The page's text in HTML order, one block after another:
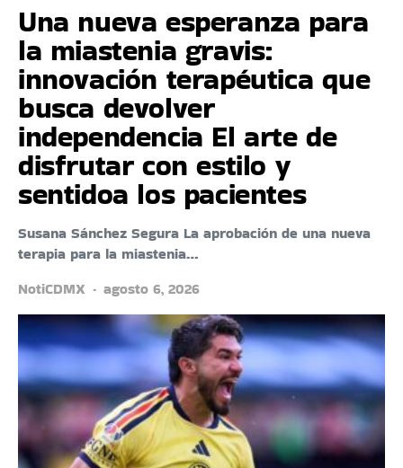
Una nueva esperanza para
la miastenia gravis:
innovación terapéutica que
busca devolver
independencia El arte de
disfrutar con estilo y
sentidoa los pacientes
Susana Sánchez Segura La aprobación de una nueva
terapia para la miastenia…
NotiCDMX
agosto 6, 2026